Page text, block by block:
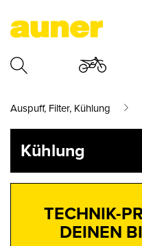
Auspuff, Filter, Kühlung
Kühlung
TECHNIK-
DEINEN